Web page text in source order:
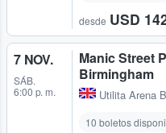
desde USD
7 NOV.
SÁB.
6:00 p. m.
Manic Street
Birmingham
Utilita Arena
10 boletos